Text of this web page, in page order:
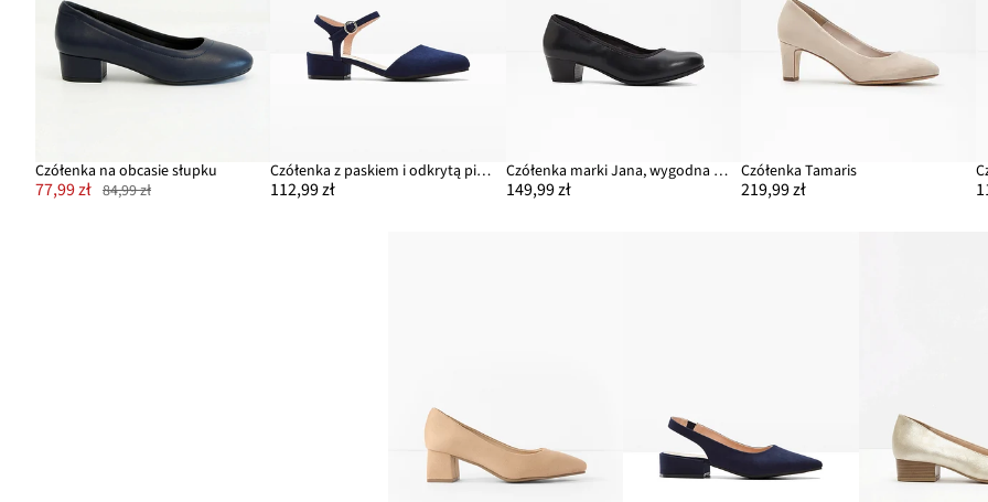
Czółenka na obcasie słupku
77,99 zł 84,99 zł
Czółenka z paskiem i odkrytą piętą, na niskim obcasie
112,99 zł
Czółenka marki Jana, wygodna tęgość
149,99 zł
Czółenka Tamaris
219,99 zł